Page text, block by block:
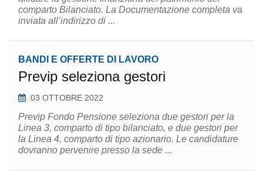
comparto Bilanciato. La Documentazione completa va
inviata all’indirizzo di ...
BANDI E OFFERTE DI LAVORO
Previp seleziona gestori
03 OTTOBRE 2022
Previp Fondo Pensione seleziona due gestori per la
Linea 3, comparto di tipo bilanciato, e due gestori per
la Linea 4, comparto di tipo azionario. Le candidature
dovranno pervenire presso la sede ...